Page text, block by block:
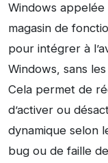
Windows appelée
magasin de
pour intégrer à
Windows, sans
Cela permet de
d’activer ou
dynamique selon
bug ou de faille